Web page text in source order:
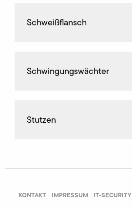
Schweißflansch
Schwingungswächter
Stutzen
KONTAKT IMPRESSUM IT-SECURITY